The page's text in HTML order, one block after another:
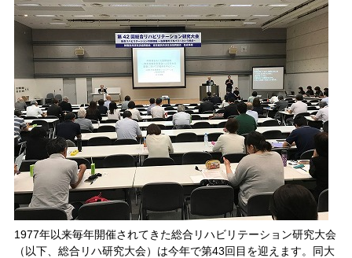
1977年以来毎年開催されてきた総合リハビリテーション研究大会
（以下、総合リハ研究大会）は今年で第43回目を迎えます。同大